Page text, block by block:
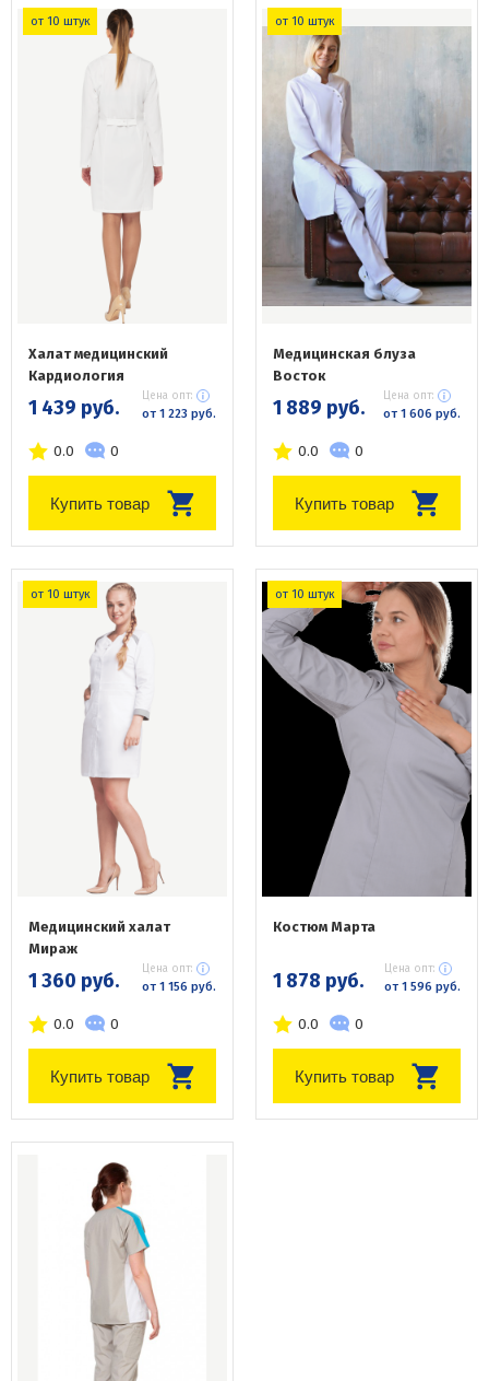
от 10 штук
Халат медицинский
Кардиология
1 439 руб. Цена опт:
от 1 223 руб.
0.0 0
Купить товар
от 10 штук
Медицинская блуза
Восток
1 889 руб. Цена опт:
от 1 606 руб.
0.0 0
Купить товар
от 10 штук
Медицинский халат
Мираж
1 360 руб. Цена опт:
от 1 156 руб.
0.0 0
Купить товар
от 10 штук
Костюм Марта
1 878 руб. Цена опт:
от 1 596 руб.
0.0 0
Купить товар